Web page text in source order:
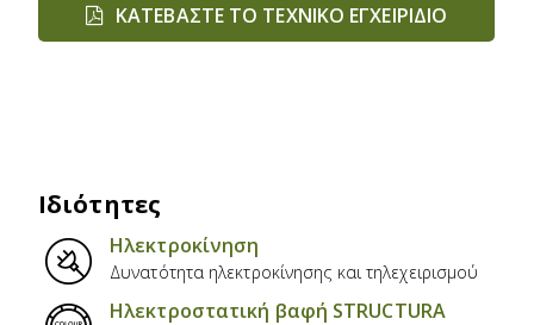
ΚΑΤΕΒΆΣΤΕ ΤΟ ΤΕΧΝΙΚΌ ΕΓΧΕΙΡΊΔΙΟ
Ιδιότητες
Ηλεκτροκίνηση
Δυνατότητα ηλεκτροκίνησης και τηλεχειρισμού
Ηλεκτροστατική βαφή STRUCTURA